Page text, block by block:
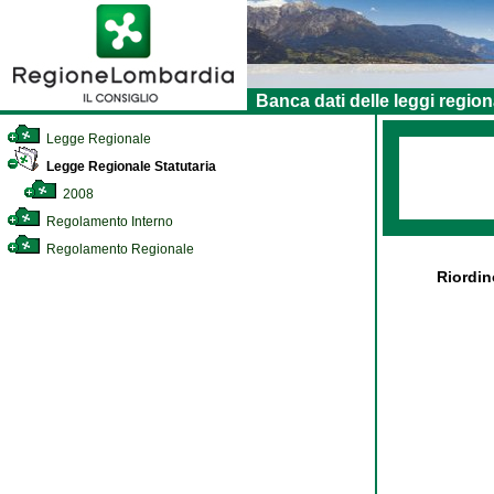
Banca dati delle leggi
Legge Regionale
Legge Regionale Statutaria
2008
Regolamento Interno
Regolamento Regionale